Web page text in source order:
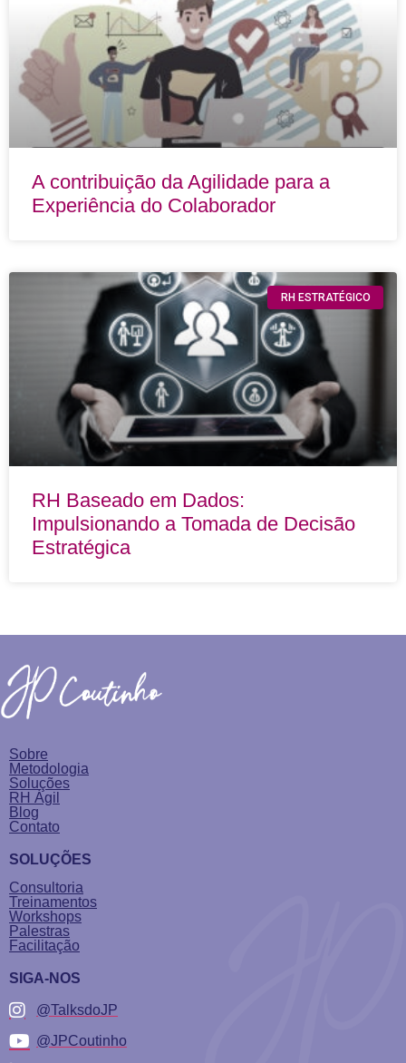
A contribuição da Agilidade para a
Experiência do Colaborador
RH ESTRATÉGICO
RH Baseado em Dados:
Impulsionando a Tomada de Decisão
Estratégica
Sobre
Metodologia
Soluções
RH Ágil
Blog
Contato
SOLUÇÕES
Consultoria
Treinamentos
Workshops
Palestras
Facilitação
SIGA-NOS
@TalksdoJP
@JPCoutinho